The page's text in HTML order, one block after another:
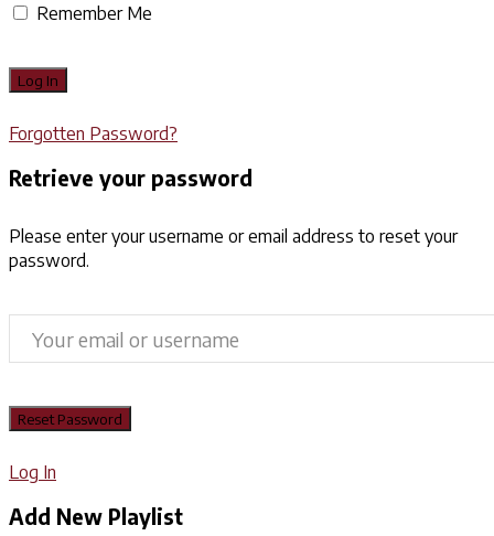
Remember Me
Forgotten Password?
Retrieve your password
Please enter your username or email address to reset your
password.
Log In
Add New Playlist